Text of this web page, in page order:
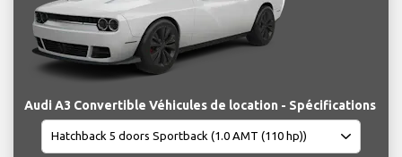
Audi A3 Convertible Véhicules de location - Spécifications